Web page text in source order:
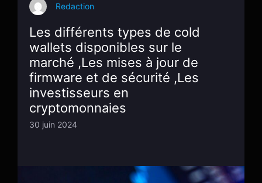
Redaction
Les différents types de cold
wallets disponibles sur le
marché ,Les mises à jour de
firmware et de sécurité ,Les
investisseurs en
cryptomonnaies
30 juin 2024